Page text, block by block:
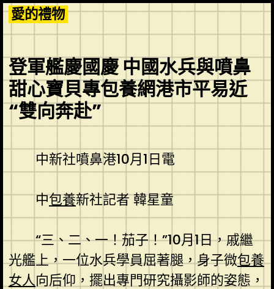
Skip
to
content
愛的禮物
登軍艦慶國慶 中國水兵與噴鼻
甜心寶貝專包養網港市平易近
“雙向奔赴”
中新社噴鼻港10月1日電
中包養新社記者 韓星童
“三、二、一！茄子！”10月1日，戚繼
光艦上，一位水兵學員屈著腿，身子微包養
女人向后仰，擺出專門研究攝影師的姿態，